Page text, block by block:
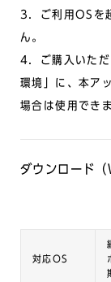
3．ご利用OSを
ん。
4．ご購入いた
環境」に、本ア
場合は使用でき
ダウンロード
対応OS